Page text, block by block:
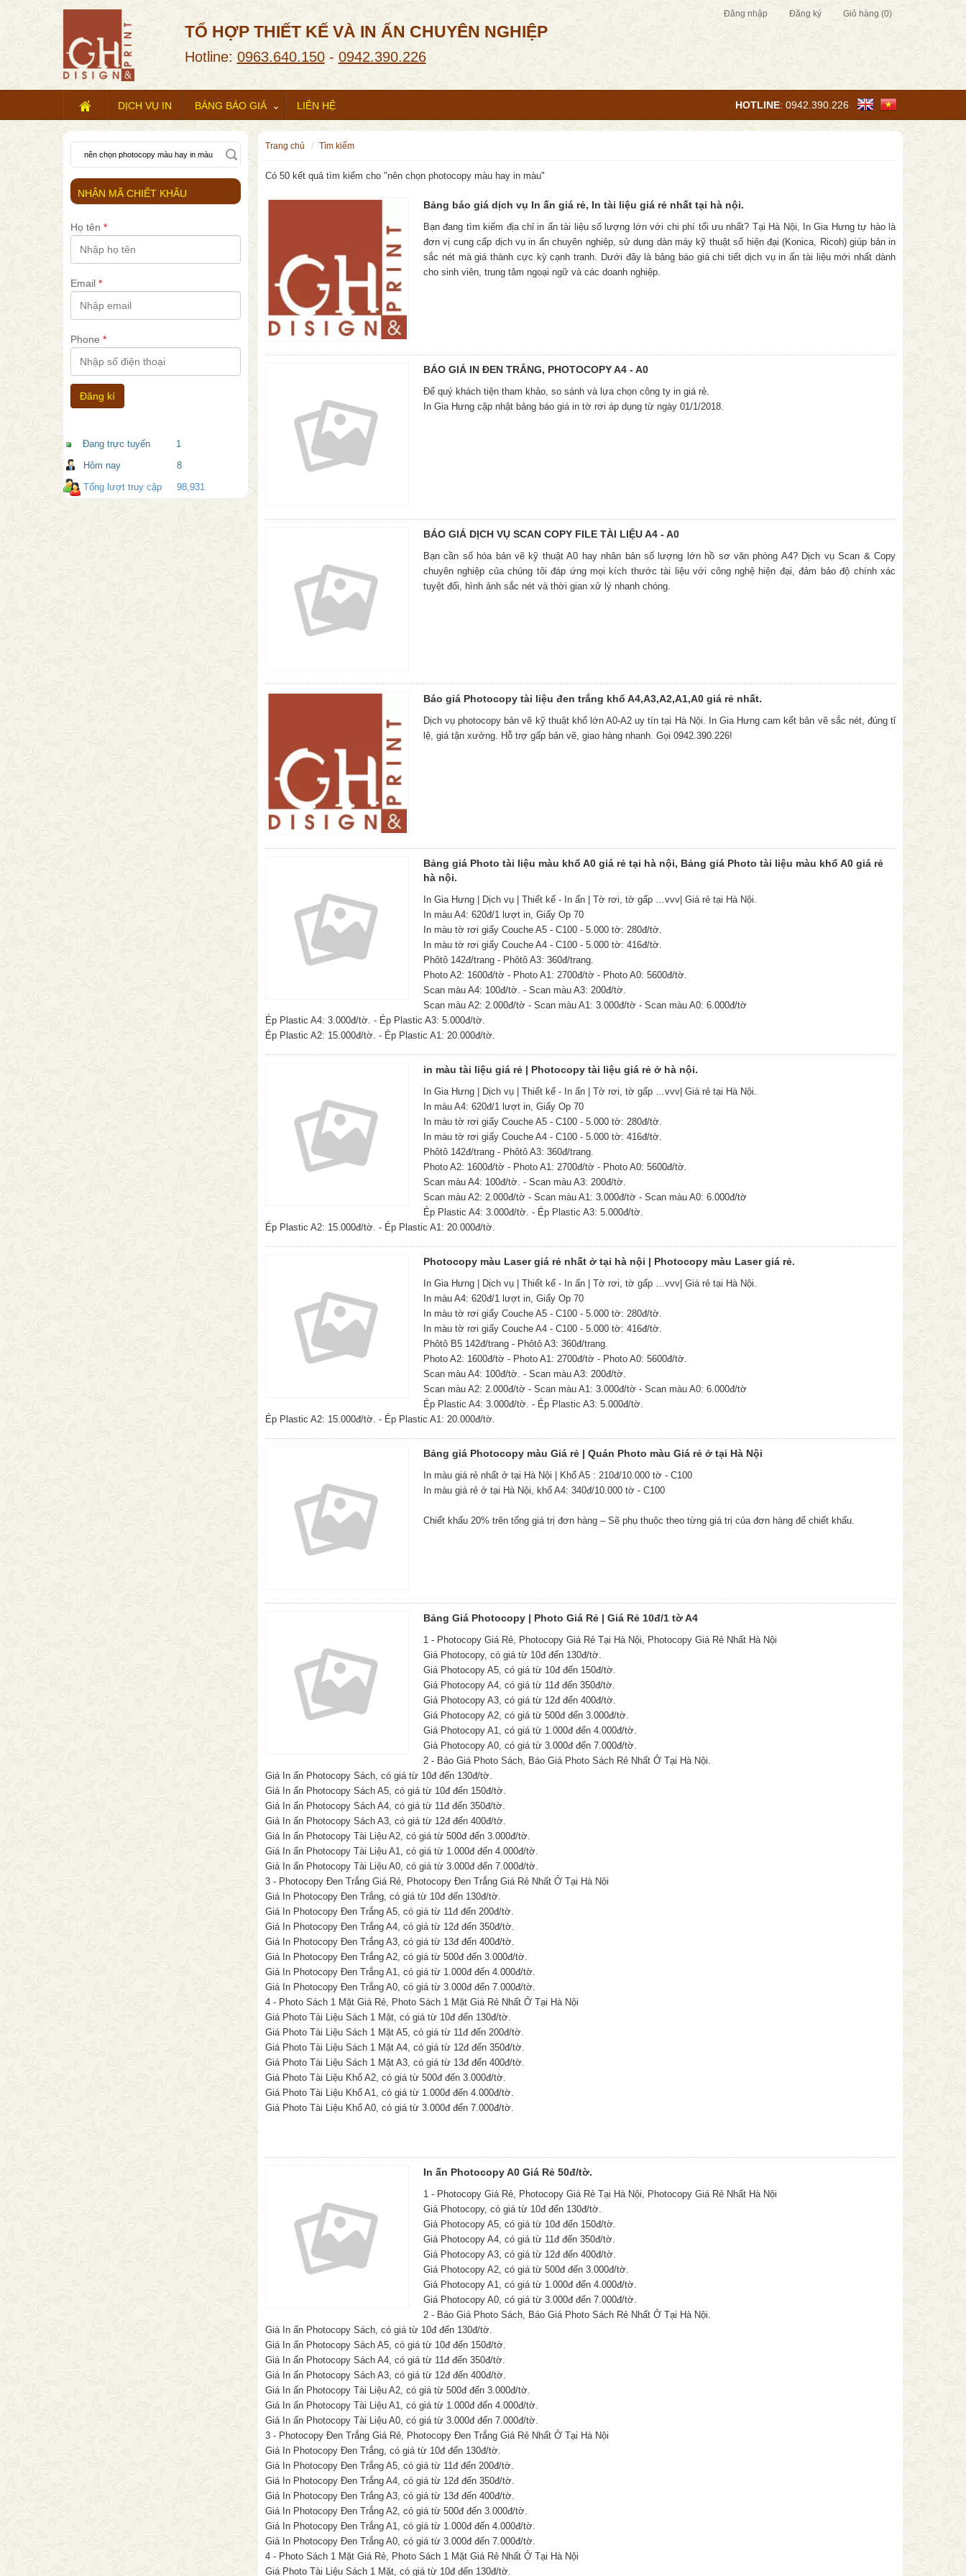
TỔ HỢP THIẾT KẾ VÀ IN ẤN CHUYÊN NGHIỆP
Hotline: 0963.640.150- 0942.390.226
Đăng nhập Đăng ký Giỏ hàng (0)
HOTLINE: 0942.390.226
DỊCH VỤ IN BẢNG BÁO GIÁ LIÊN HỆ
NHẬN MÃ CHIẾT KHẤU
Họ tên *
Email *
Phone *
Đang trực tuyến
1
Hôm nay
8
Tổng lượt truy cập
98,931
trang chủ tìm kiếm
Có 50 kết quả tìm kiếm cho "nên chọn photocopy màu hay in màu"
Bảng báo giá dịch vụ In ấn giá rẻ, In tài liệu giá rẻ nhất tại hà nội.
Bạn đang tìm kiếm địa chỉ in ấn tài liệu số lượng lớn với chi phí tối ưu nhất? Tại Hà Nội, In Gia Hưng tự hào là
đơn vị cung cấp dịch vụ in ấn chuyên nghiệp, sử dụng dàn máy kỹ thuật số hiện đại (Konica, Ricoh) giúp bản in
sắc nét mà giá thành cực kỳ cạnh tranh. Dưới đây là bảng báo giá chi tiết dịch vụ in ấn tài liệu mới nhất dành
cho sinh viên, trung tâm ngoại ngữ và các doanh nghiệp.
BÁO GIÁ IN ĐEN TRẮNG, PHOTOCOPY A4 - A0
Để quý khách tiện tham khảo, so sánh và lựa chọn công ty in giá rẻ.
In Gia Hưng cập nhật bảng báo giá in tờ rơi áp dụng từ ngày 01/1/2018.
BÁO GIÁ DỊCH VỤ SCAN COPY FILE TÀI LIỆU A4 - A0
Bạn cần số hóa bản vẽ kỹ thuật A0 hay nhân bản số lượng lớn hồ sơ văn phòng A4? Dịch vụ Scan & Copy
chuyên nghiệp của chúng tôi đáp ứng mọi kích thước tài liệu với công nghệ hiện đại, đảm bảo độ chính xác
tuyệt đối, hình ảnh sắc nét và thời gian xử lý nhanh chóng.
Báo giá Photocopy tài liệu đen trắng khổ A4,A3,A2,A1,A0 giá rẻ nhất.
Dịch vụ photocopy bản vẽ kỹ thuật khổ lớn A0-A2 uy tín tại Hà Nội. In Gia Hưng cam kết bản vẽ sắc nét, đúng tỉ
lệ, giá tận xưởng. Hỗ trợ gấp bản vẽ, giao hàng nhanh. Gọi 0942.390.226!
Bảng giá Photo tài liệu màu khổ A0 giá rẻ tại hà nội, Bảng giá Photo tài liệu màu khổ A0 giá rẻ
hà nội.
In Gia Hưng | Dịch vụ | Thiết kế - In ấn | Tờ rơi, tờ gấp …vvv| Giá rẻ tại Hà Nội.
In màu A4: 620đ/1 lượt in, Giấy Op 70
In màu tờ rơi giấy Couche A5 - C100 - 5.000 tờ: 280đ/tờ.
In màu tờ rơi giấy Couche A4 - C100 - 5.000 tờ: 416đ/tờ.
Phôtô 142đ/trang - Phôtô A3: 360đ/trang.
Photo A2: 1600đ/tờ - Photo A1: 2700đ/tờ - Photo A0: 5600đ/tờ.
Scan màu A4: 100đ/tờ. - Scan màu A3: 200đ/tờ.
Scan màu A2: 2.000đ/tờ - Scan màu A1: 3.000đ/tờ - Scan màu A0: 6.000đ/tờ
Ép Plastic A4: 3.000đ/tờ. - Ép Plastic A3: 5.000đ/tờ.
Ép Plastic A2: 15.000đ/tờ. - Ép Plastic A1: 20.000đ/tờ.
in màu tài liệu giá rẻ | Photocopy tài liệu giá rẻ ở hà nội.
In Gia Hưng | Dịch vụ | Thiết kế - In ấn | Tờ rơi, tờ gấp …vvv| Giá rẻ tại Hà Nội.
In màu A4: 620đ/1 lượt in, Giấy Op 70
In màu tờ rơi giấy Couche A5 - C100 - 5.000 tờ: 280đ/tờ.
In màu tờ rơi giấy Couche A4 - C100 - 5.000 tờ: 416đ/tờ.
Phôtô 142đ/trang - Phôtô A3: 360đ/trang.
Photo A2: 1600đ/tờ - Photo A1: 2700đ/tờ - Photo A0: 5600đ/tờ.
Scan màu A4: 100đ/tờ. - Scan màu A3: 200đ/tờ.
Scan màu A2: 2.000đ/tờ - Scan màu A1: 3.000đ/tờ - Scan màu A0: 6.000đ/tờ
Ép Plastic A4: 3.000đ/tờ. - Ép Plastic A3: 5.000đ/tờ.
Ép Plastic A2: 15.000đ/tờ. - Ép Plastic A1: 20.000đ/tờ.
Photocopy màu Laser giá rẻ nhất ở tại hà nội | Photocopy màu Laser giá rẻ.
In Gia Hưng | Dịch vụ | Thiết kế - In ấn | Tờ rơi, tờ gấp …vvv| Giá rẻ tại Hà Nội.
In màu A4: 620đ/1 lượt in, Giấy Op 70
In màu tờ rơi giấy Couche A5 - C100 - 5.000 tờ: 280đ/tờ.
In màu tờ rơi giấy Couche A4 - C100 - 5.000 tờ: 416đ/tờ.
Phôtô B5 142đ/trang - Phôtô A3: 360đ/trang.
Photo A2: 1600đ/tờ - Photo A1: 2700đ/tờ - Photo A0: 5600đ/tờ.
Scan màu A4: 100đ/tờ. - Scan màu A3: 200đ/tờ.
Scan màu A2: 2.000đ/tờ - Scan màu A1: 3.000đ/tờ - Scan màu A0: 6.000đ/tờ
Ép Plastic A4: 3.000đ/tờ. - Ép Plastic A3: 5.000đ/tờ.
Ép Plastic A2: 15.000đ/tờ. - Ép Plastic A1: 20.000đ/tờ.
Bảng giá Photocopy màu Giá rẻ | Quán Photo màu Giá rẻ ở tại Hà Nội
In màu giá rẻ nhất ở tại Hà Nội | Khổ A5 : 210đ/10.000 tờ - C100
In màu giá rẻ ở tại Hà Nội, khổ A4: 340đ/10.000 tờ - C100
Chiết khấu 20% trên tổng giá trị đơn hàng – Sẽ phụ thuộc theo từng giá trị của đơn hàng để chiết khấu.
Bảng Giá Photocopy | Photo Giá Rẻ | Giá Rẻ 10đ/1 tờ A4
1 - Photocopy Giá Rẻ, Photocopy Giá Rẻ Tại Hà Nội, Photocopy Giá Rẻ Nhất Hà Nội
Giá Photocopy, có giá từ 10đ đến 130đ/tờ.
Giá Photocopy A5, có giá từ 10đ đến 150đ/tờ.
Giá Photocopy A4, có giá từ 11đ đến 350đ/tờ.
Giá Photocopy A3, có giá từ 12đ đến 400đ/tờ.
Giá Photocopy A2, có giá từ 500đ đến 3.000đ/tờ.
Giá Photocopy A1, có giá từ 1.000đ đến 4.000đ/tờ.
Giá Photocopy A0, có giá từ 3.000đ đến 7.000đ/tờ.
2 - Báo Giá Photo Sách, Báo Giá Photo Sách Rẻ Nhất Ở Tại Hà Nội.
Giá In ấn Photocopy Sách, có giá từ 10đ đến 130đ/tờ.
Giá In ấn Photocopy Sách A5, có giá từ 10đ đến 150đ/tờ.
Giá In ấn Photocopy Sách A4, có giá từ 11đ đến 350đ/tờ.
Giá In ấn Photocopy Sách A3, có giá từ 12đ đến 400đ/tờ.
Giá In ấn Photocopy Tài Liệu A2, có giá từ 500đ đến 3.000đ/tờ.
Giá In ấn Photocopy Tài Liệu A1, có giá từ 1.000đ đến 4.000đ/tờ.
Giá In ấn Photocopy Tài Liệu A0, có giá từ 3.000đ đến 7.000đ/tờ.
3 - Photocopy Đen Trắng Giá Rẻ, Photocopy Đen Trắng Giá Rẻ Nhất Ở Tại Hà Nội
Giá In Photocopy Đen Trắng, có giá từ 10đ đến 130đ/tờ.
Giá In Photocopy Đen Trắng A5, có giá từ 11đ đến 200đ/tờ.
Giá In Photocopy Đen Trắng A4, có giá từ 12đ đến 350đ/tờ.
Giá In Photocopy Đen Trắng A3, có giá từ 13đ đến 400đ/tờ.
Giá In Photocopy Đen Trắng A2, có giá từ 500đ đến 3.000đ/tờ.
Giá In Photocopy Đen Trắng A1, có giá từ 1.000đ đến 4.000đ/tờ.
Giá In Photocopy Đen Trắng A0, có giá từ 3.000đ đến 7.000đ/tờ.
4 - Photo Sách 1 Mặt Giá Rẻ, Photo Sách 1 Mặt Giá Rẻ Nhất Ở Tại Hà Nội
Giá Photo Tài Liệu Sách 1 Mặt, có giá từ 10đ đến 130đ/tờ.
Giá Photo Tài Liệu Sách 1 Mặt A5, có giá từ 11đ đến 200đ/tờ.
Giá Photo Tài Liệu Sách 1 Mặt A4, có giá từ 12đ đến 350đ/tờ.
Giá Photo Tài Liệu Sách 1 Mặt A3, có giá từ 13đ đến 400đ/tờ.
Giá Photo Tài Liệu Khổ A2, có giá từ 500đ đến 3.000đ/tờ.
Giá Photo Tài Liệu Khổ A1, có giá từ 1.000đ đến 4.000đ/tờ.
Giá Photo Tài Liệu Khổ A0, có giá từ 3.000đ đến 7.000đ/tờ.
In ấn Photocopy A0 Giá Rẻ 50đ/tờ.
1 - Photocopy Giá Rẻ, Photocopy Giá Rẻ Tại Hà Nội, Photocopy Giá Rẻ Nhất Hà Nội
Giá Photocopy, có giá từ 10đ đến 130đ/tờ.
Giá Photocopy A5, có giá từ 10đ đến 150đ/tờ.
Giá Photocopy A4, có giá từ 11đ đến 350đ/tờ.
Giá Photocopy A3, có giá từ 12đ đến 400đ/tờ.
Giá Photocopy A2, có giá từ 500đ đến 3.000đ/tờ.
Giá Photocopy A1, có giá từ 1.000đ đến 4.000đ/tờ.
Giá Photocopy A0, có giá từ 3.000đ đến 7.000đ/tờ.
2 - Báo Giá Photo Sách, Báo Giá Photo Sách Rẻ Nhất Ở Tại Hà Nội.
Giá In ấn Photocopy Sách, có giá từ 10đ đến 130đ/tờ.
Giá In ấn Photocopy Sách A5, có giá từ 10đ đến 150đ/tờ.
Giá In ấn Photocopy Sách A4, có giá từ 11đ đến 350đ/tờ.
Giá In ấn Photocopy Sách A3, có giá từ 12đ đến 400đ/tờ.
Giá In ấn Photocopy Tài Liệu A2, có giá từ 500đ đến 3.000đ/tờ.
Giá In ấn Photocopy Tài Liệu A1, có giá từ 1.000đ đến 4.000đ/tờ.
Giá In ấn Photocopy Tài Liệu A0, có giá từ 3.000đ đến 7.000đ/tờ.
3 - Photocopy Đen Trắng Giá Rẻ, Photocopy Đen Trắng Giá Rẻ Nhất Ở Tại Hà Nội
Giá In Photocopy Đen Trắng, có giá từ 10đ đến 130đ/tờ.
Giá In Photocopy Đen Trắng A5, có giá từ 11đ đến 200đ/tờ.
Giá In Photocopy Đen Trắng A4, có giá từ 12đ đến 350đ/tờ.
Giá In Photocopy Đen Trắng A3, có giá từ 13đ đến 400đ/tờ.
Giá In Photocopy Đen Trắng A2, có giá từ 500đ đến 3.000đ/tờ.
Giá In Photocopy Đen Trắng A1, có giá từ 1.000đ đến 4.000đ/tờ.
Giá In Photocopy Đen Trắng A0, có giá từ 3.000đ đến 7.000đ/tờ.
4 - Photo Sách 1 Mặt Giá Rẻ, Photo Sách 1 Mặt Giá Rẻ Nhất Ở Tại Hà Nội
Giá Photo Tài Liệu Sách 1 Mặt, có giá từ 10đ đến 130đ/tờ.